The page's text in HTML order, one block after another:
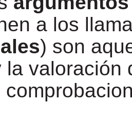
a los
) son
la valoración